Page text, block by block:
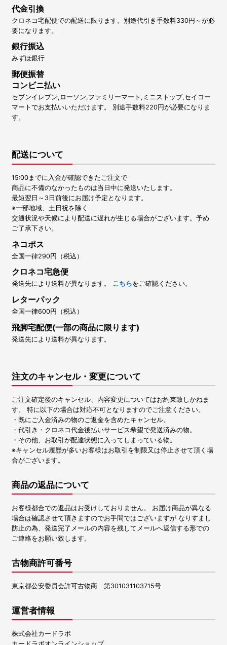
代金引換
クロネコ宅配便での配送に限ります。別途代引き手数料330円～が必
要になります。
銀行振込
みずほ銀行
郵便振替
コンビニ払い
セブンイレブン,ローソン,ファミリーマート,ミニストップ,セイコー
マートでお支払いいただけます。 別途手数料220円が必要になりま
す。
配送について
15:00までに入金が確認できたご注文で
商品に不備のなかったものは当日中に発送いたします。
最短翌日～3日前後にお届け予定となります。
※一部地域、土日祝を除く
交通状況や天候により配送に遅れが生じる場合がございます。予め
ご了承下さい。
ネコポス
全国一律290円（税込）
クロネコ宅急便
発送先により送料が異なります。 こちらをご確認ください。
レターパック
全国一律600円（税込）
飛脚宅配便(一部の商品に限ります)
発送先により送料が異なります。
注文のキャンセル・変更について
ご注文確定後のキャンセル、内容変更についてはお約束致しかねま
す。 特に以下の場合は対応不可となりますのでご注意ください。
・既にご入金済みの物のご返金を含めたキャンセル。
・代引き・クロネコ代金後払いサービス希望で発送済みの物。
・その他、お取引が配達状態に入ってしまっている物。
※キャンセル履歴が多いお客様はお取引を制限又は停止させて頂く場
合がございます。
商品の返品について
お客様都合での返品はお受けしておりません。 お届け商品が異なる
場合は確認させて頂きますのでお手間ではございますが なりすまし
防止の為、発送完了メールの内容を残してメールへ返信する形での
ご連絡をお願い致します。
古物商許可番号
東京都公安委員会許可古物商 第301031103715号
運営者情報
株式会社カードラボ